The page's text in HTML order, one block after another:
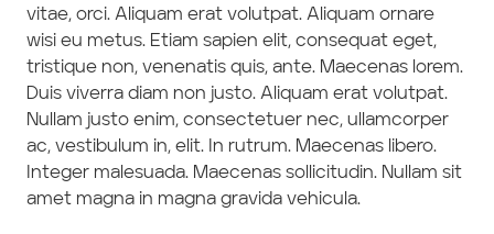
vitae, orci. Aliquam erat volutpat. Aliquam ornare
wisi eu metus. Etiam sapien elit, consequat eget,
tristique non, venenatis quis, ante. Maecenas lorem.
Duis viverra diam non justo. Aliquam erat volutpat.
Nullam justo enim, consectetuer nec, ullamcorper
ac, vestibulum in, elit. In rutrum. Maecenas libero.
Integer malesuada. Maecenas sollicitudin. Nullam sit
amet magna in magna gravida vehicula.